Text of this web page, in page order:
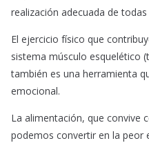
realización adecuada de
El ejercicio físico que
sistema músculo esquelético
también es una herramienta
emocional.
La alimentación, que convive
podemos convertir en la peor